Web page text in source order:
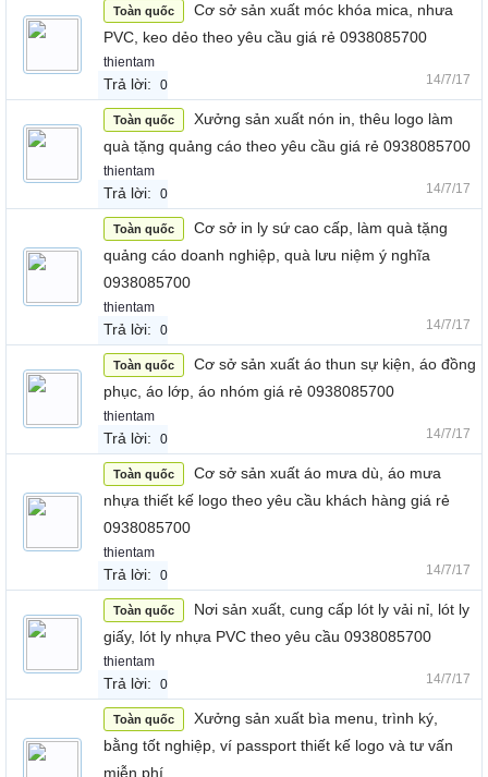
Toàn quốc
Cơ sở sản xuất móc khóa mica, nhưa
PVC, keo dẻo theo yêu cầu giá rẻ 0938085700
thientam
Trả lời: 0 14/7/17
Toàn quốc
Xưởng sản xuất nón in, thêu logo làm
quà tặng quảng cáo theo yêu cầu giá rẻ 0938085700
thientam
Trả lời: 0 14/7/17
Toàn quốc
Cơ sở in ly sứ cao cấp, làm quà tặng
quảng cáo doanh nghiệp, quà lưu niệm ý nghĩa
0938085700
thientam
Trả lời: 0 14/7/17
Toàn quốc
Cơ sở sản xuất áo thun sự kiện, áo đồng
phục, áo lớp, áo nhóm giá rẻ 0938085700
thientam
Trả lời: 0 14/7/17
Toàn quốc
Cơ sở sản xuất áo mưa dù, áo mưa
nhựa thiết kế logo theo yêu cầu khách hàng giá rẻ
0938085700
thientam
Trả lời: 0 14/7/17
Toàn quốc
Nơi sản xuất, cung cấp lót ly vải nỉ, lót ly
giấy, lót ly nhựa PVC theo yêu cầu 0938085700
thientam
Trả lời: 0 14/7/17
Toàn quốc
Xưởng sản xuất bìa menu, trình ký,
bằng tốt nghiệp, ví passport thiết kế logo và tư vấn
miễn phí